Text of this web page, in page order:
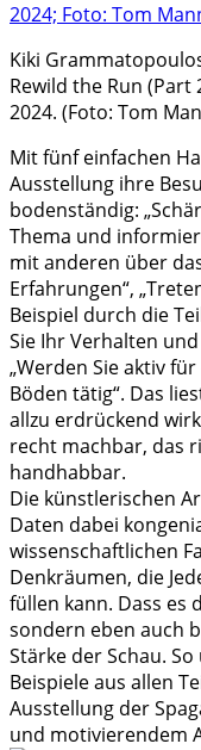
Kiki
Rewild the Run (Part
2024. (Foto: Tom
Mit fünf einfachen
Ausstellung ihre
bodenständig:
Thema und
mit anderen über
Erfahrungen“,
Beispiel durch die
Sie Ihr Verhalten
„Werden Sie aktiv
Böden tätig“. Das
allzu erdrückend
recht machbar, das
handhabbar.
Die künstlerischen
Daten dabei
wissenschaftlichen
Denkräumen, die
füllen kann. Dass es
sondern eben auch
Stärke der Schau.
Beispiele aus allen
Ausstellung der
und motivierendem